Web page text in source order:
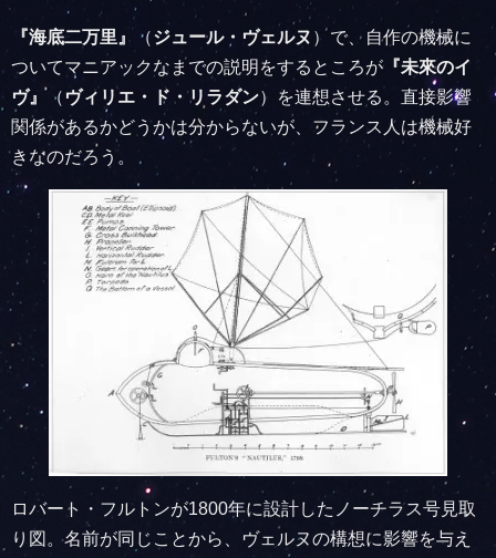
『海底二万里』 （ジュール・ヴェルヌ ）で、自作の機械に
ついてマニアックなまでの説明をするところが『未來のイ
ヴ』 （ ヴィリエ・ド・リラダン）を連想させる。直接影響
関係があるかどうかは分からないが、フランス人は機械好
きなのだろう。
ロバート・フルトンが1800年に設計したノーチラス号見取
り図。名前が同じことから、ヴェルヌの構想に影響を与え